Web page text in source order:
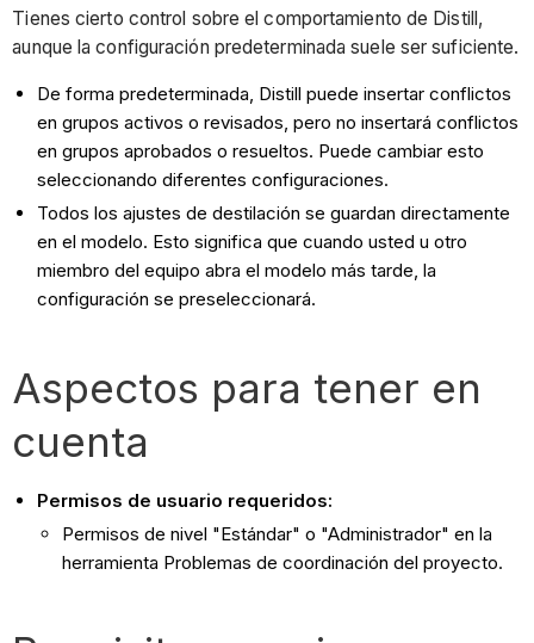
Tienes cierto control sobre el comportamiento de Distill,
aunque la configuración predeterminada suele ser suficiente.
De forma predeterminada, Distill puede insertar conflictos
en grupos activos o revisados, pero no insertará conflictos
en grupos aprobados o resueltos. Puede cambiar esto
seleccionando diferentes configuraciones.
Todos los ajustes de destilación se guardan directamente
en el modelo. Esto significa que cuando usted u otro
miembro del equipo abra el modelo más tarde, la
configuración se preseleccionará.
Aspectos para tener en
cuenta
Permisos de usuario requeridos:
Permisos de nivel "Estándar" o "Administrador" en la
herramienta Problemas de coordinación del proyecto.